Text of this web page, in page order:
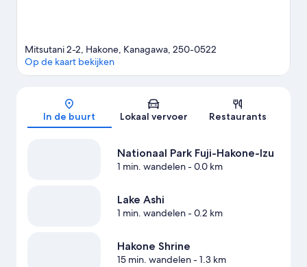
Kaart
Mitsutani 2-2, Hakone, Kanagawa, 250-0522
Op de kaart bekijken
In de buurt Lokaal vervoer Restaurants
Nationaal Park Fuji-Hakone-Izu
1 min. wandelen- 0.0 km
Lake Ashi
1 min. wandelen- 0.2 km
Hakone Shrine
15 min. wandelen- 1.3 km